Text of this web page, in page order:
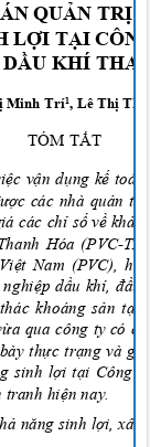
QUẢN TRỊ
LỢI TẠI
DẦU KHÍ
MinhTrí1, Lê ThịTh
TÓM TẮT
ệc vận dụng kế toán
c các nhà quản tr
các chỉ sốvề khả
Hóa (PVC-
Việt Nam (PVC), ho
nghiệp dầukhí, đầu
thác khoángsản tạ
ừa quacông tycó
thực trạngvà gi
sinh lợi tại Công
tranh hiện nay.
ả năngsinh lợi,xây